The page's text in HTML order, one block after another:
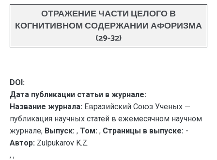
ОТРАЖЕНИЕ ЧАСТИ ЦЕЛОГО В
КОГНИТИВНОМ СОДЕРЖАНИИ АФОРИЗМА
(29-32)
DOI:
Дата публикации статьи в журнале:
Название журнала: Евразийский Союз Ученых —
публикация научных статей в ежемесячном научном
журнале, Выпуск: , Том: , Страницы в выпуске: -
Автор: Zulpukarov K.Z.
, ,